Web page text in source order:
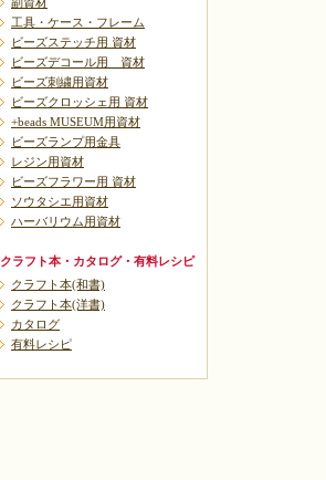
工具・ケース・フレーム
ビーズステッチ用 資材
ビーズデコール用 資材
ビーズ刺繍用資材
ビーズクロッシェ用 資材
+beads MUSEUM用資材
ビーズランプ用金具
レジン用資材
ビーズフラワー用 資材
ソウタシエ用資材
ハーバリウム用資材
クラフト本・カタログ・有料レシピ
クラフト本(和書)
クラフト本(洋書)
カタログ
有料レシピ